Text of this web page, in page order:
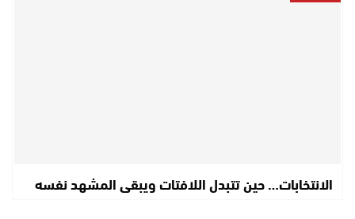
الانتخابات… حين تتبدل اللافتات ويبقى المشهد نفسه